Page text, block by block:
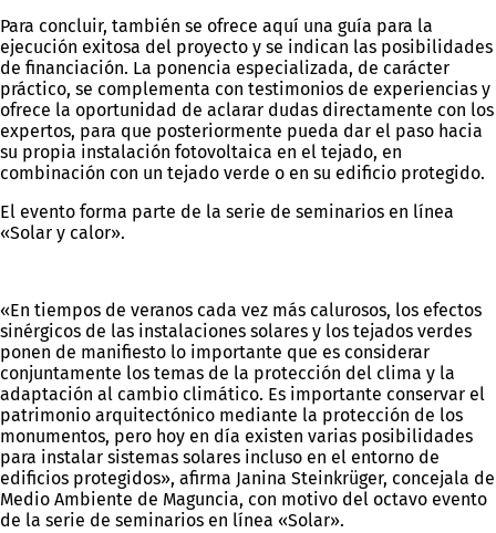
Para concluir, también se ofrece aquí una guía para la
ejecución exitosa del proyecto y se indican las posibilidades
de financiación. La ponencia especializada, de carácter
práctico, se complementa con testimonios de experiencias y
ofrece la oportunidad de aclarar dudas directamente con los
expertos, para que posteriormente pueda dar el paso hacia
su propia instalación fotovoltaica en el tejado, en
combinación con un tejado verde o en su edificio protegido.
El evento forma parte de la serie de seminarios en línea
«Solar y calor».
«En tiempos de veranos cada vez más calurosos, los efectos
sinérgicos de las instalaciones solares y los tejados verdes
ponen de manifiesto lo importante que es considerar
conjuntamente los temas de la protección del clima y la
adaptación al cambio climático. Es importante conservar el
patrimonio arquitectónico mediante la protección de los
monumentos, pero hoy en día existen varias posibilidades
para instalar sistemas solares incluso en el entorno de
edificios protegidos», afirma Janina Steinkrüger, concejala de
Medio Ambiente de Maguncia, con motivo del octavo evento
de la serie de seminarios en línea «Solar».